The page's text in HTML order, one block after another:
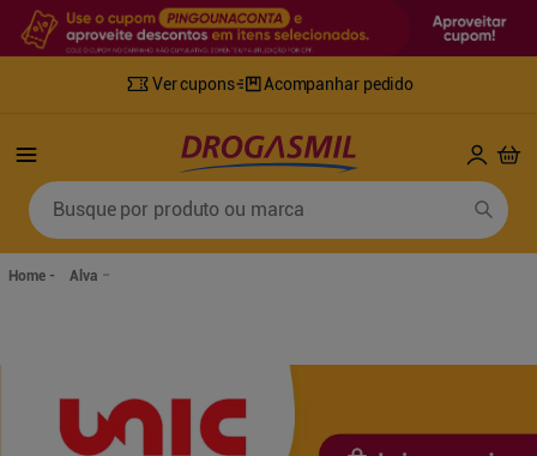
Ver cupons Acompanhar pedido
Busque por produto ou marca
Alva
Termos mais buscados
lenco umedecido
5º mounjaro